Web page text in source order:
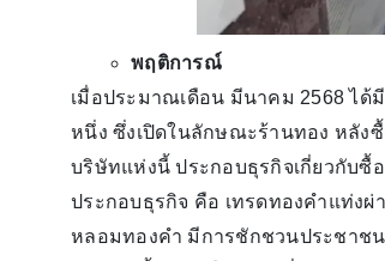
พฤติการณ์
เมื่อประมาณเดือน มีนาคม 2568 ได้
หนึ่ง ซึ่งเปิดในลักษณะร้านทอง หลัง
บริษัทแห่งนี้ ประกอบธุรกิจเกี่ยวกับซื้
ประกอบธุรกิจ คือ เทรดทองคำแท่ง
หลอมทองคำ มีการชักชวนประชาช